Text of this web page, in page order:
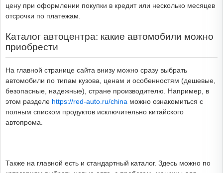
цену при оформлении покупки в кредит или несколько месяцев
отсрочки по платежам.
Каталог автоцентра: какие автомобили можно
приобрести
На главной странице сайта внизу можно сразу выбрать
автомобили по типам кузова, ценам и особенностям (дешевые,
безопасные, надежные), стране производителю. Например, в
этом разделе https://red-auto.ru/china можно ознакомиться с
полным списком продуктов исключительно китайского
автопрома.
Также на главной есть и стандартный каталог. Здесь можно по